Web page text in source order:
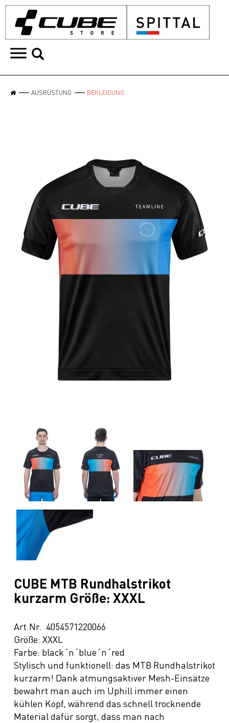
AUSRÜSTUNG BEKLEIDUNG
CUBE MTB Rundhalstrikot
kurzarm Größe: XXXL
Art.Nr. 4054571220066
Größe: XXXL
Farbe: black´n´blue´n´red
Stylisch und funktionell: das MTB Rundhalstrikot
kurzarm! Dank atmungsaktiver Mesh-Einsätze
bewahrt man auch im Uphill immer einen
kühlen Kopf, während das schnell trocknende
Material dafür sorgt, dass man nach